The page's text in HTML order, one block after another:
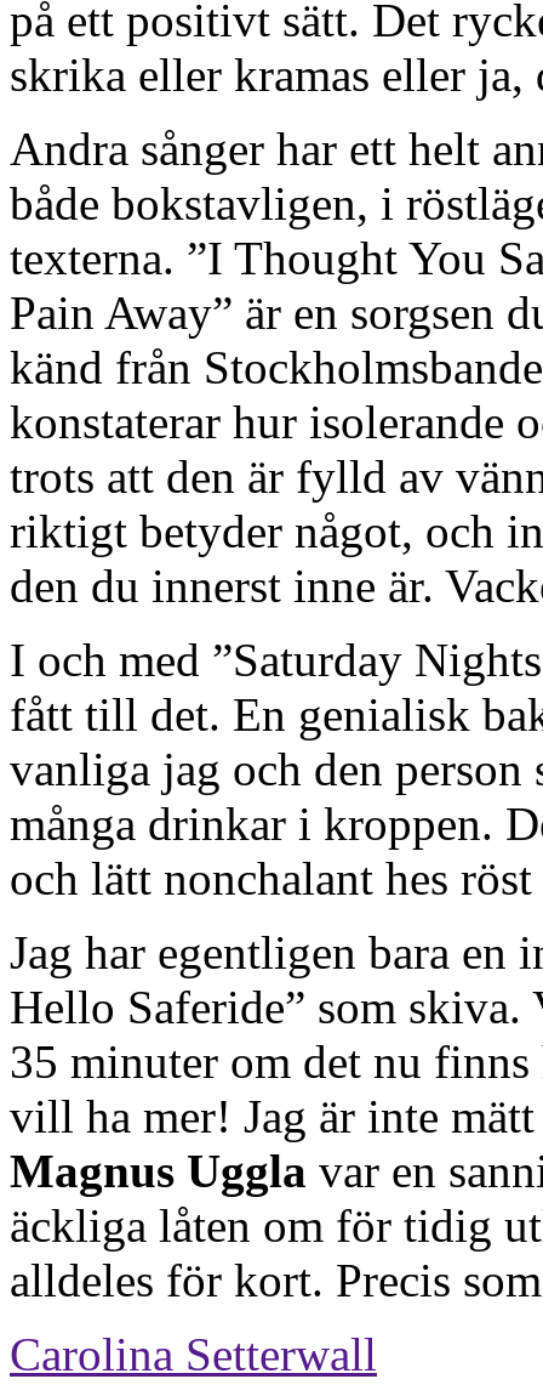
på ett positivt sätt. Det
skrika eller kramas eller ja,
Andra sånger har ett helt
både bokstavligen, i
texterna. ”I Thought You
Pain Away” är en sorgsen
känd från
konstaterar hur isolerande
trots att den är fylld av
riktigt betyder något, och
den du innerst inne är.
I och med ”Saturday
fått till det. En genialisk
vanliga jag och den
många drinkar i kroppen.
och lätt nonchalant hes
Jag har egentligen bara
Hello Saferide” som skiva.
35 minuter om det nu
vill ha mer! Jag är inte
Magnus Uggla var en
äckliga låten om för tidig
alldeles för kort. Precis
Carolina Setterwall